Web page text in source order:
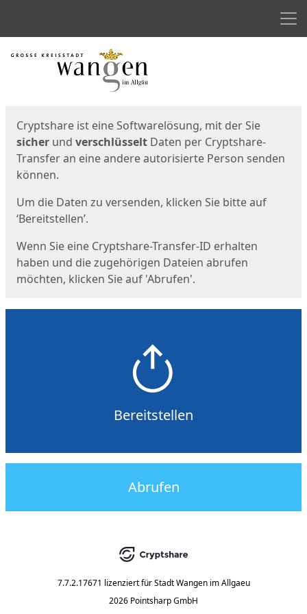
Start
Cryptshare ist eine Softwarelösung, mit der Sie
sicher und verschlüsselt Daten per Cryptshare-
Transfer an eine andere autorisierte Person senden
können.
Um die Daten zu versenden, klicken Sie bitte auf
‘Bereitstellen’.
Wenn Sie eine Cryptshare-Transfer-ID erhalten
haben und die zugehörigen Dateien abrufen
möchten, klicken Sie auf 'Abrufen'.
Bereitstellen
Abrufen
7.7.2.17671 lizenziert für Stadt Wangen im Allgaeu
2026 Pointsharp GmbH